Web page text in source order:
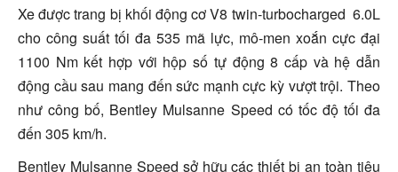
Xe được trang bị khối động cơ V8 twin-turbocharged 6.0L
cho công suất tối đa 535 mã lực, mô-men xoắn cực đại
1100 Nm kết hợp với hộp số tự động 8 cấp và hệ dẫn
động cầu sau mang đến sức mạnh cực kỳ vượt trội. Theo
như công bố, Bentley Mulsanne Speed có tốc độ tối đa
đến 305 km/h.
Bentley Mulsanne Speed sở hữu các thiết bị an toàn tiêu